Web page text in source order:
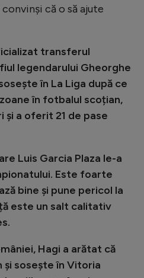
că o să ajute
transferul
legendarului Gheorghe
în La Liga după ce
în fotbalul scoțian,
și a oferit 21 de pase
Luis Garcia Plaza le-a
Este foarte
bine și pune pericol la
este un salt calitativ
Hagi a arătat că
sosește în Vitoria